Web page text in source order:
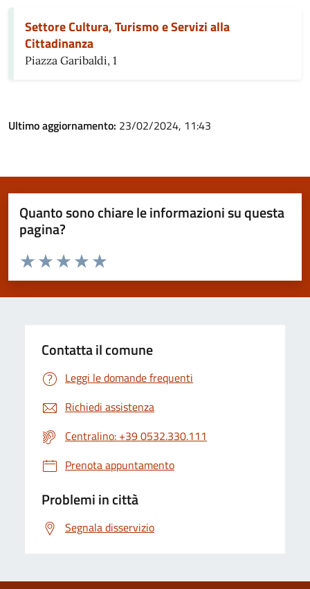
Settore Cultura, Turismo e Servizi alla
Cittadinanza
Piazza Garibaldi, 1
Ultimo aggiornamento: 23/02/2024, 11:43
Quanto sono chiare le informazioni su questa
pagina?
Valuta da 1 a 5 stelle la pagina
Valuta 5 stelle su 5
Valuta 4 stelle su 5
Valuta 3 stelle su 5
Valuta 2 stelle su 5
Valuta 1 stelle su 5
Contatta il comune
Leggi le domande frequenti
Richiedi assistenza
Centralino: +39 0532.330.111
Prenota appuntamento
Problemi in città
Segnala disservizio